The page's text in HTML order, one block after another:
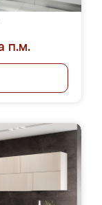
п.м.